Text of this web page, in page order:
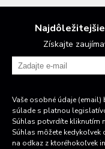
Získajte
Vaše osobné údaje
súlade s platnou
Súhlas potvrdíte kliknutím
Súhlas môžete
na odkaz z ktoréhokoľvek